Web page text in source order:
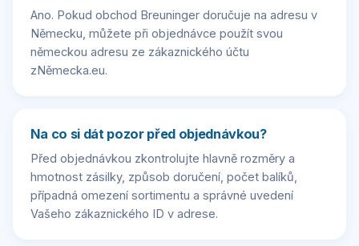
Ano. Pokud obchod Breuninger doručuje na adresu v
Německu, můžete při objednávce použít svou
německou adresu ze zákaznického účtu
zNěmecka.eu.
Na co si dát pozor před objednávkou?
Před objednávkou zkontrolujte hlavně rozměry a
hmotnost zásilky, způsob doručení, počet balíků,
případná omezení sortimentu a správné uvedení
Vašeho zákaznického ID v adrese.